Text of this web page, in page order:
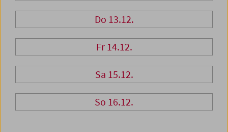
Do 13.12.
Fr 14.12.
Sa 15.12.
So 16.12.